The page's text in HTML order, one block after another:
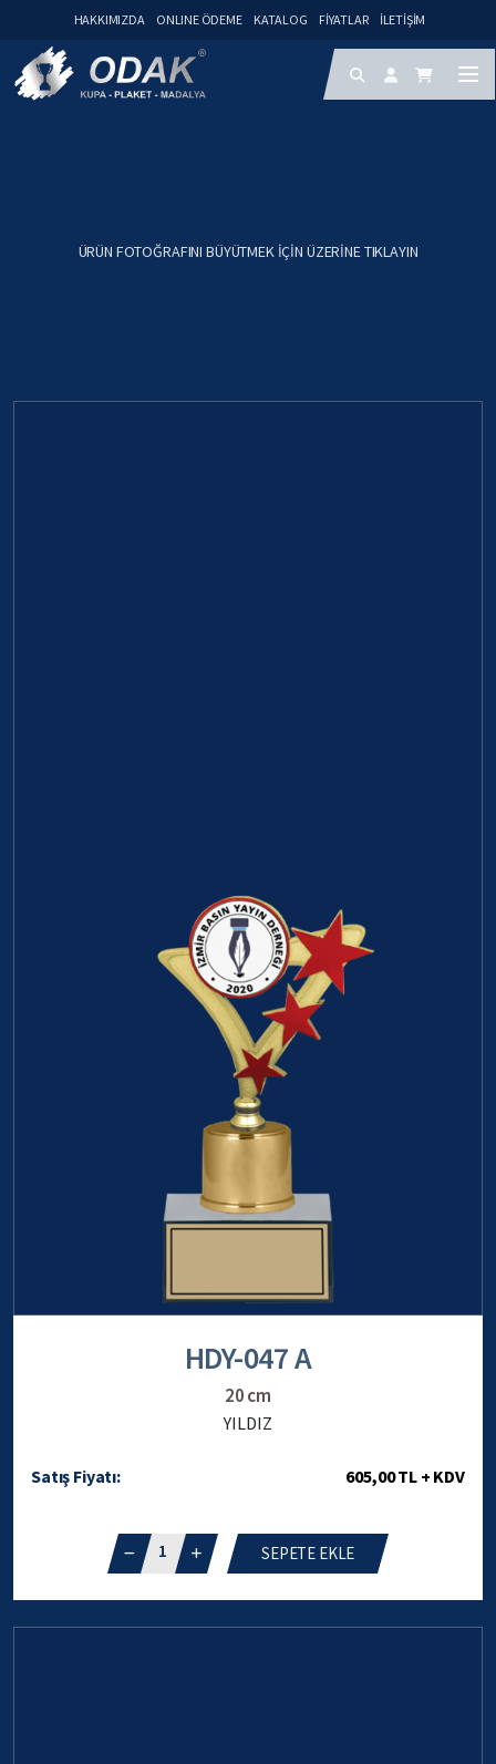
HAKKIMIZDA ONLINE ÖDEME KATALOG FIYATLAR İLETIŞIM
ÜRÜN FOTOĞRAFINI BÜYÜTMEK IÇIN ÜZERINE TIKLAYIN
HDY-047 A
20 cm
YILDIZ
Satış Fiyatı: 605,00 TL + KDV
1 SEPETE EKLE